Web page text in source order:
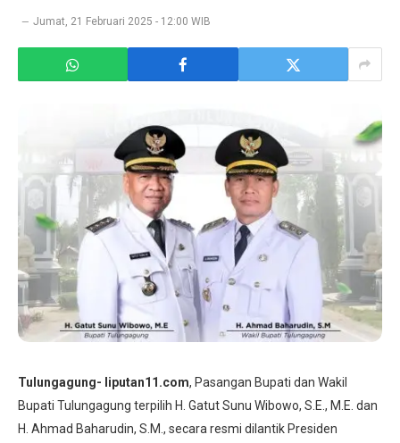
Jumat, 21 Februari 2025 - 12:00 WIB
Tulungagung- liputan11.com, Pasangan Bupati dan Wakil
Bupati Tulungagung terpilih H. Gatut Sunu Wibowo, S.E., M.E. dan
H. Ahmad Baharudin, S.M., secara resmi dilantik Presiden